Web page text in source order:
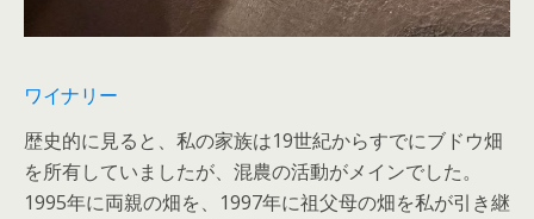
ワイナリー
歴史的に見ると、私の家族は19世紀からすでにブドウ畑
を所有していましたが、混農の活動がメインでした。
1995年に両親の畑を、1997年に祖父母の畑を私が引き継